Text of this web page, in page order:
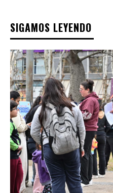
SIGAMOS LEYENDO